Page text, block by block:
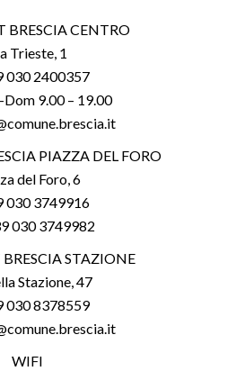
BRESCIA CENTRO
Trieste, 1
030 2400357
9.00 – 19.00
PIAZZA DEL FORO
del Foro, 6
030 3749916
030 3749982
STAZIONE
Stazione, 47
030 8378559
WIFI